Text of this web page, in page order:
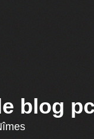
blog